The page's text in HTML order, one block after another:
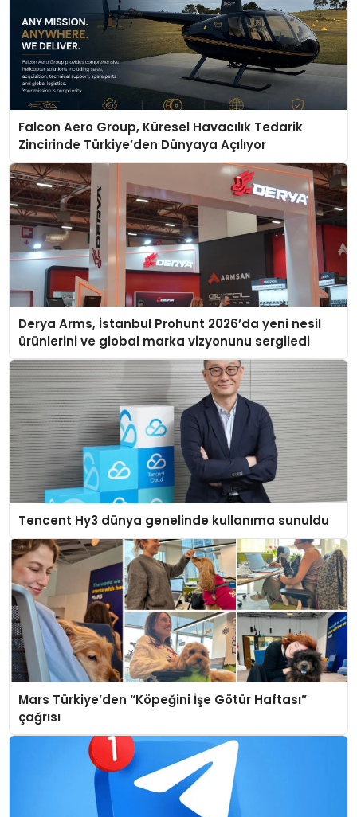
Falcon Aero Group, Küresel Havacılık Tedarik
Zincirinde Türkiye’den Dünyaya Açılıyor
Derya Arms, İstanbul Prohunt 2026’da yeni nesil
ürünlerini ve global marka vizyonunu sergiledi
Tencent Hy3 dünya genelinde kullanıma sunuldu
Mars Türkiye’den “Köpeğini İşe Götür Haftası”
çağrısı